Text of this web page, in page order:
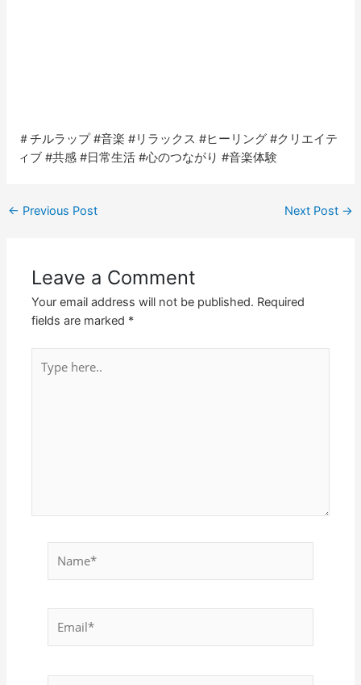
＃チルラップ #音楽 #リラックス #ヒーリング #クリエイテ
ィブ #共感 #日常生活 #心のつながり #音楽体験
← Previous Post Next Post →
Leave a Comment
Your email address will not be published. Required
fields are marked *
here..